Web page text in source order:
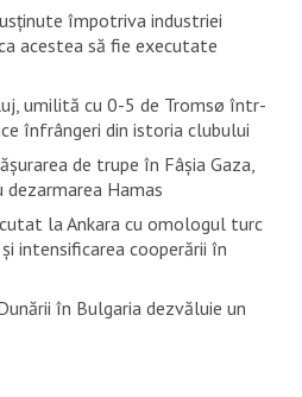
împotriva industriei
acestea să fie executate
umilită cu 0-5 de Tromsø într-
înfrângeri din istoria clubului
de trupe în Fâşia Gaza,
Hamas
la Ankara cu omologul turc
intensificarea cooperării în
în Bulgaria dezvăluie un